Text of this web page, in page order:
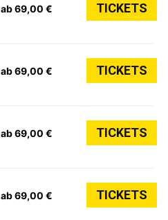
ab 69,00 € TICKETS
ab 69,00 € TICKETS
ab 69,00 € TICKETS
ab 69,00 € TICKETS